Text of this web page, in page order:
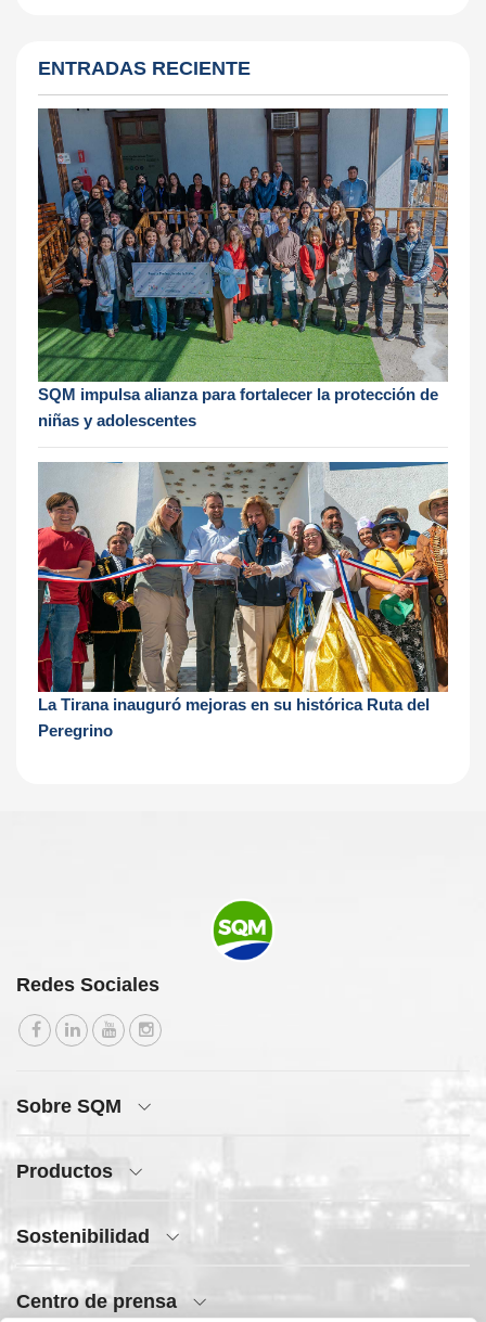
ENTRADAS RECIENTE
SQM impulsa alianza para fortalecer la protección de
niñas y adolescentes
La Tirana inauguró mejoras en su histórica Ruta del
Peregrino
Redes Sociales
Sobre SQM
Productos
Sostenibilidad
Centro de prensa